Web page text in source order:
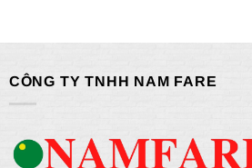
CÔNG TY TNHH NAM FARE